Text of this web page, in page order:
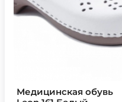
Медицинская обувь